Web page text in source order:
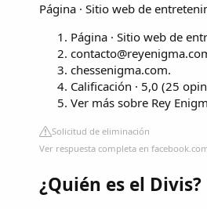
Página · Sitio web de
Página · Sitio web de
chessenigma.com.
Calificación · 5,0 (25
Ver más sobre Rey
Solicitud de eliminación
Ver respuesta completa en
¿Quién es el Divis?